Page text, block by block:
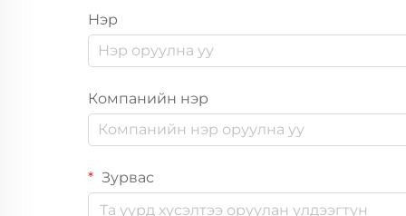
Нэр
Компанийн нэр
Зурвас